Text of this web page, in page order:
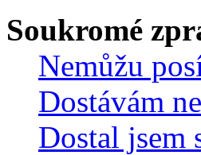
Soukromé
Nemůžu
Dostávám
Dostal jsem